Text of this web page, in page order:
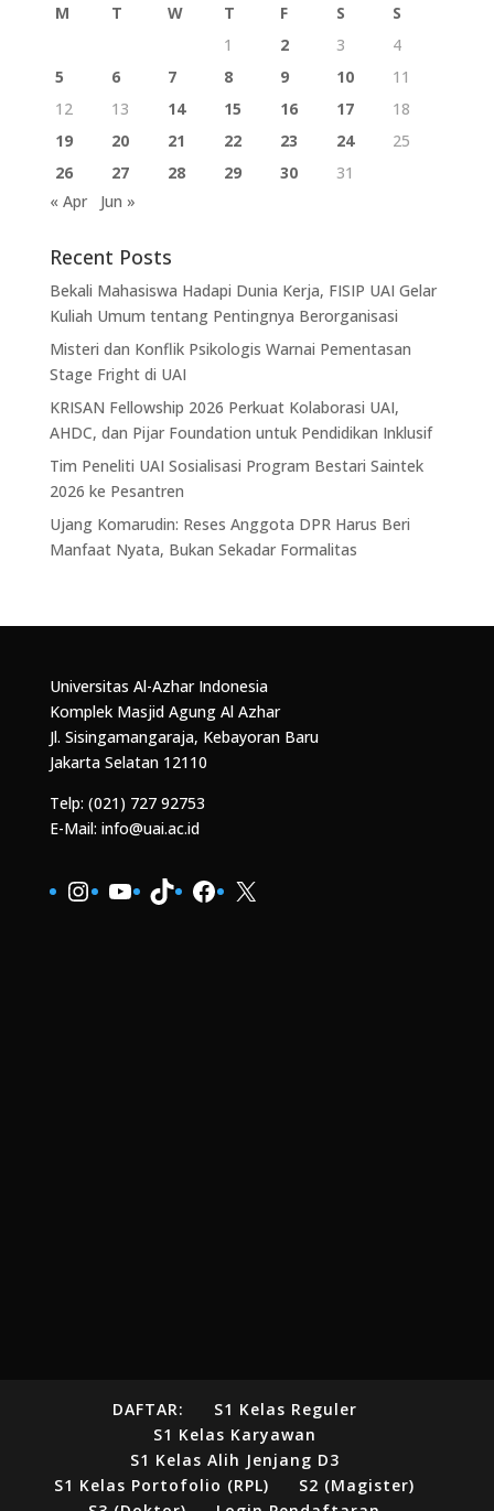
M T W T F S
S
1
2 3
4
5
6 7 8 9 10
11
12
13 14 15 16 17
18
19
20 21 22 23 24
25
26
27 28 29 30
31
« Apr
Jun »
Recent Posts
Bekali Mahasiswa Hadapi Dunia Kerja, FISIP UAI Gelar
Kuliah Umum tentang Pentingnya Berorganisasi
Misteri dan Konflik Psikologis Warnai Pementasan
Stage Fright di UAI
KRISAN Fellowship 2026 Perkuat Kolaborasi UAI,
AHDC, dan Pijar Foundation untuk Pendidikan Inklusif
Tim Peneliti UAI Sosialisasi Program Bestari Saintek
2026 ke Pesantren
Ujang Komarudin: Reses Anggota DPR Harus Beri
Manfaat Nyata, Bukan Sekadar Formalitas
Universitas Al-Azhar Indonesia
Komplek Masjid Agung Al Azhar
Jl. Sisingamangaraja, Kebayoran Baru
Jakarta Selatan 12110
Telp: (021) 727 92753
E-Mail: info@uai.ac.id
Instagram
YouTube
TikTokFacebook
X
DAFTAR:
S1 Kelas Reguler
S1 Kelas Karyawan
S1 Kelas Alih Jenjang D3
S1 Kelas Portofolio (RPL)
S2 (Magister)